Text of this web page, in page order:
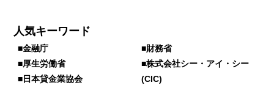
人気キーワード
■金融庁
■厚生労働省
■日本貸金業協会
■財務省
■株式会社シー・アイ・シー
(CIC)